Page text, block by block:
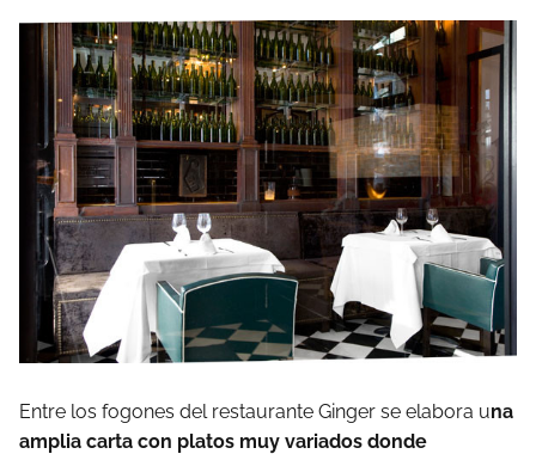
Entre los fogones del restaurante Ginger se elabora una
amplia carta con platos muy variados donde